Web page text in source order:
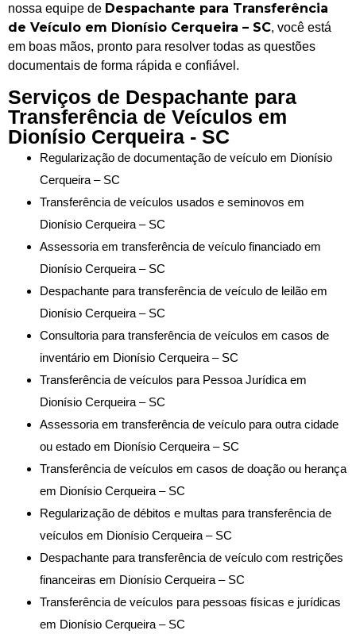
nossa equipe de Despachante para Transferência
de Veículo em Dionísio Cerqueira – SC, você está
em boas mãos, pronto para resolver todas as questões
documentais de forma rápida e confiável.
Serviços de Despachante para
Transferência de Veículos em
Dionísio Cerqueira - SC
Regularização de documentação de veículo em Dionísio
Cerqueira – SC
Transferência de veículos usados e seminovos em
Dionísio Cerqueira – SC
Assessoria em transferência de veículo financiado em
Dionísio Cerqueira – SC
Despachante para transferência de veículo de leilão em
Dionísio Cerqueira – SC
Consultoria para transferência de veículos em casos de
inventário em Dionísio Cerqueira – SC
Transferência de veículos para Pessoa Jurídica em
Dionísio Cerqueira – SC
Assessoria em transferência de veículo para outra cidade
ou estado em Dionísio Cerqueira – SC
Transferência de veículos em casos de doação ou herança
em Dionísio Cerqueira – SC
Regularização de débitos e multas para transferência de
veículos em Dionísio Cerqueira – SC
Despachante para transferência de veículo com restrições
financeiras em Dionísio Cerqueira – SC
Transferência de veículos para pessoas físicas e jurídicas
em Dionísio Cerqueira – SC